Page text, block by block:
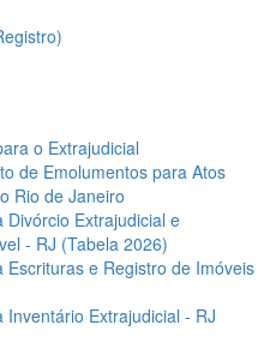
o Extrajudicial
de Emolumentos para Atos
Rio de Janeiro
Extrajudicial e
- RJ (Tabela 2026)
e Registro de Imóveis
Extrajudicial - RJ